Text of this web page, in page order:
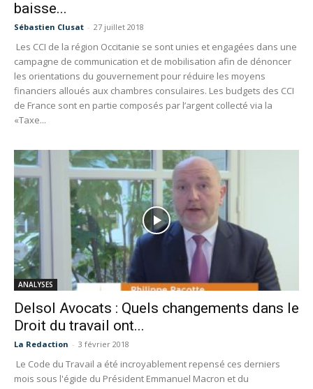
baisse...
Sébastien Clusat - 27 juillet 2018
Les CCI de la région Occitanie se sont unies et engagées dans une
campagne de communication et de mobilisation afin de dénoncer
les orientations du gouvernement pour réduire les moyens
financiers alloués aux chambres consulaires. Les budgets des CCI
de France sont en partie composés par l’argent collecté via la
«Taxe...
ANALYSES
Delsol Avocats : Quels changements dans le
Droit du travail ont...
La Redaction - 3 février 2018
Le Code du Travail a été incroyablement repensé ces derniers
mois sous l'égide du Président Emmanuel Macron et du